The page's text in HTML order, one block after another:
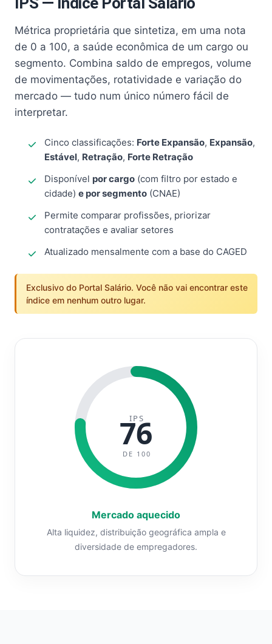
Métrica proprietária que sintetiza, em uma nota
de 0 a 100, a saúde econômica de um cargo ou
segmento. Combina saldo de empregos, volume
de movimentações, rotatividade e variação do
mercado — tudo num único número fácil de
interpretar.
Cinco classificações: Forte Expansão, Expansão,
Estável, Retração, Forte Retração
Disponível por cargo (com filtro por estado e
cidade) e por segmento (CNAE)
Permite comparar profissões, priorizar
contratações e avaliar setores
Atualizado mensalmente com a base do CAGED
Exclusivo do Portal Salário. Você não vai encontrar este
índice em nenhum outro lugar.
IPS
76
DE 100
Mercado aquecido
Alta liquidez, distribuição geográfica ampla e
diversidade de empregadores.